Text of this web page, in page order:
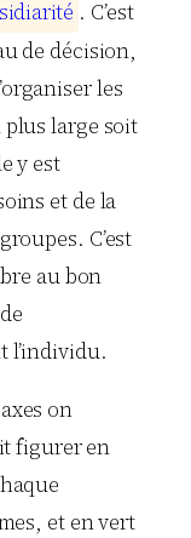
sidiarité . C’est
de décision,
les
plus large soit
y est
et de la
C’est
au bon
l’individu.
on
figurer en
et en vert